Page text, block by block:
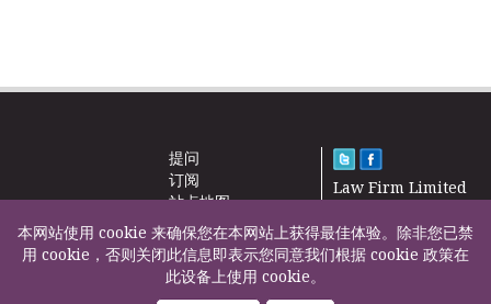
提问
订阅
站点地图
新闻
联系我们
Law Firm Limited
F200500002
本网站使用 cookie 来确保您在本网站上获得最佳体验。除非您已禁
用 cookie，否则关闭此信息即表示您同意我们根据 cookie 政策在
此设备上使用 cookie。